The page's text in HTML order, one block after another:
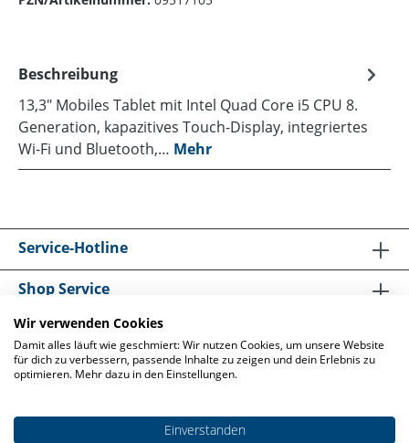
Beschreibung
13,3" Mobiles Tablet mit Intel Quad Core i5 CPU 8.
Generation, kapazitives Touch-Display, integriertes
Wi-Fi und Bluetooth,… Mehr
Service-Hotline
Shop Service
Informationen
Wir verwenden Cookies
Damit alles läuft wie geschmiert: Wir nutzen Cookies, um unsere Website
für dich zu verbessern, passende Inhalte zu zeigen und dein Erlebnis zu
optimieren. Mehr dazu in den Einstellungen.
Einverstanden